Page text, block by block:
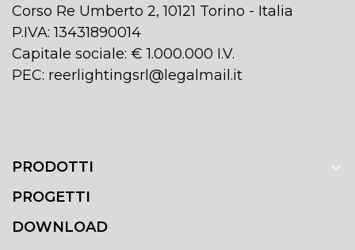
Corso Re Umberto 2, 10121 Torino - Italia
P.IVA: 13431890014
Capitale sociale: € 1.000.000 I.V.
PEC: reerlightingsrl@legalmail.it
PRODOTTI
PROGETTI
DOWNLOAD